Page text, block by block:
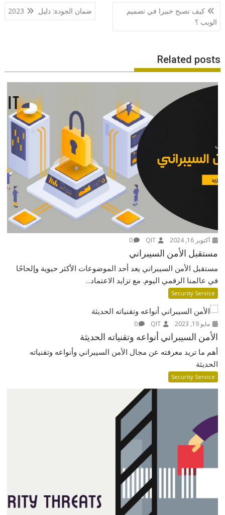
تصفّح
المقالات
كيف تصبح خبيرا في تصميم
الويب ؟
ضمان الجودة: دليل 2023
Related posts
أكتوبر 16, 2024 QIT
0
مستقبل الأمن السيبراني
مستقبل الأمن السيبراني يعد أحد الموضوعات الأكثر حيوية وإلحاحًا
في عالمنا الرقمي اليوم. مع تزايد الاعتماد...
Security Service
مايو 19, 2023 QIT
0
الأمن السيبراني أنواعه وتقنياته الحديثة
أهم ما تريد معرفته عن مجال الأمن السيبراني وأنواعه وتقنياته
الحديثة
Security Service